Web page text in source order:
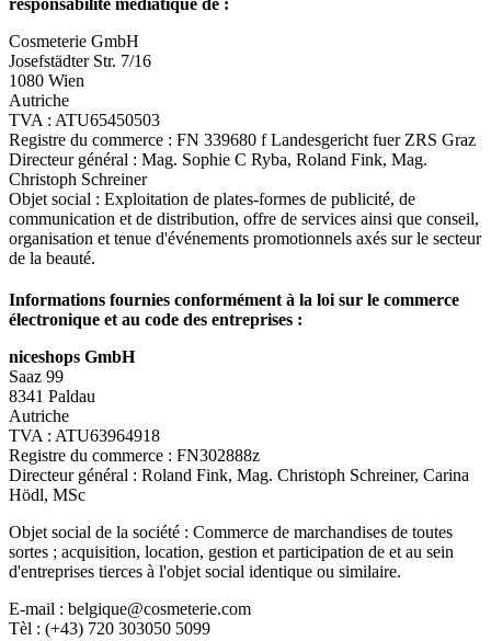
Cosmeterie GmbH
Josefstädter Str. 7/16
1080 Wien
Autriche
TVA : ATU65450503
Registre du commerce : FN 339680 f Landesgericht fuer ZRS Graz
Directeur général : Mag. Sophie C Ryba, Roland Fink, Mag.
Christoph Schreiner
Objet social : Exploitation de plates-formes de publicité, de
communication et de distribution, offre de services ainsi que conseil,
organisation et tenue d'événements promotionnels axés sur le secteur
de la beauté.
Informations fournies conformément à la loi sur le commerce
électronique et au code des entreprises :
niceshops GmbH
Saaz 99
8341 Paldau
Autriche
TVA : ATU63964918
Registre du commerce : FN302888z
Directeur général : Roland Fink, Mag. Christoph Schreiner, Carina
Hödl, MSc
Objet social de la société : Commerce de marchandises de toutes
sortes ; acquisition, location, gestion et participation de et au sein
d'entreprises tierces à l'objet social identique ou similaire.
E-mail : belgique@cosmeterie.com
Tèl : (+43) 720 303050 5099